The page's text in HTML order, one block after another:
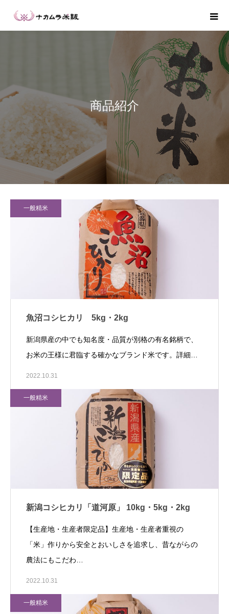
商品紹介
一般精米
魚沼コシヒカリ 5kg・2kg
新潟県産の中でも知名度・品質が別格の有名銘柄で、
お米の王様に君臨する確かなブランド米です。詳細…
2022.10.31
一般精米
新潟コシヒカリ「道河原」 10kg・5kg・2kg
【生産地・生産者限定品】生産地・生産者重視の
「米」作りから安全とおいしさを追求し、昔ながらの
農法にもこだわ…
2022.10.31
一般精米